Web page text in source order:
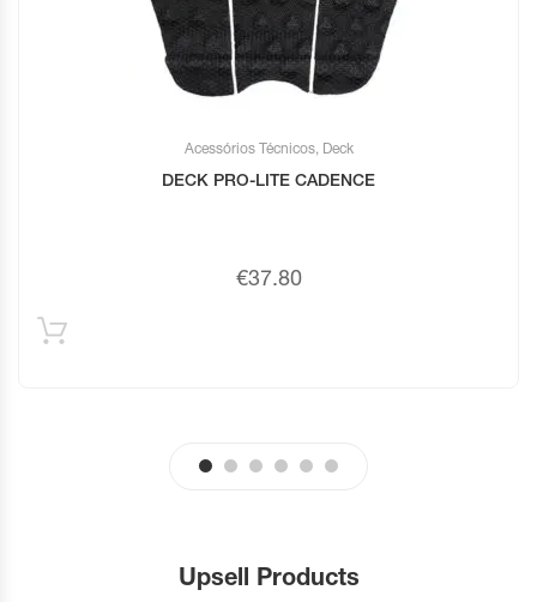
Acessórios Técnicos, Deck
DECK PRO-LITE CADENCE
€37.80
Upsell Products